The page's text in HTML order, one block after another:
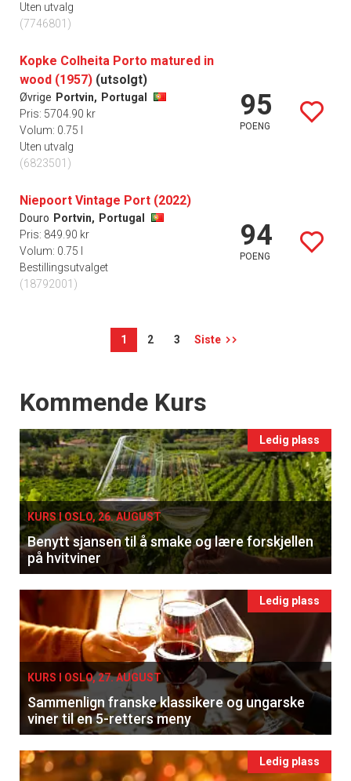
Uten utvalg
(7746801)
Kopke Colheita Porto matured in
wood (1957) (utsolgt)
Øvrige Portvin, Portugal
Pris: 5704.90 kr
Volum: 0.75 l
Uten utvalg
(6823501)
95
POENG
Niepoort Vintage Port (2022)
Douro Portvin, Portugal
Pris: 849.90 kr
Volum: 0.75 l
Bestillingsutvalget
(18792001)
94
POENG
1 2 3 Siste
Events
Kommende Kurs
Ledig plass
KURS I OSLO, 26. AUGUST
Benytt sjansen til å smake og lære forskjellen
på hvitviner
Ledig plass
KURS I OSLO, 27. AUGUST
Sammenlign franske klassikere og ungarske
viner til en 5-retters meny
Ledig plass